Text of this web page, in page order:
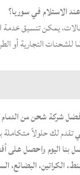
الاستلام في سوريا؟
يمكن تنسيق خدمة
التجارية أو
شركة شحن من الدمام
تقدم لك حلولاً متكاملة
بنا اليوم واحصل على
الكراتين، البضائع،